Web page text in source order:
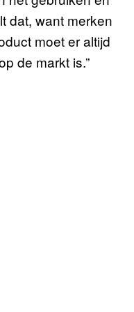
dat, want merken
moet er altijd
de markt is.”